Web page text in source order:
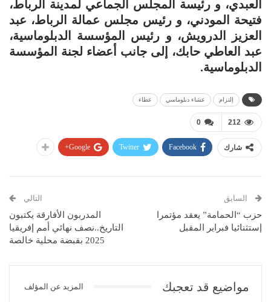
العبدي، و رئيسة المجلس الجماعي لمدينة الرباط،
فتيحة المودني، و رئيس مجلس عمالة الرباط، عبد
العزيز الدرويش، و رئيس المؤسسة الدبلوماسية،
عبد العاطي حابك، إلى جانب أعضاء لجنة المؤسسة
الدبلوماسية.
إلتزام عشاء دبلوماسي عطاء
0 212
شارك Facebook
Twitter
Google+
السابق
حزب “الحمامة” يعقد مؤتمرا
إستثنائيا فبراير المقبل
التالي
المدربون الأفارقة يكتبون
التاريخ..نصف نهائي أمم إفريقيا
2025 بقبضة محلية خالصة
مواضيع قد تعجبك المزيد عن المؤلف